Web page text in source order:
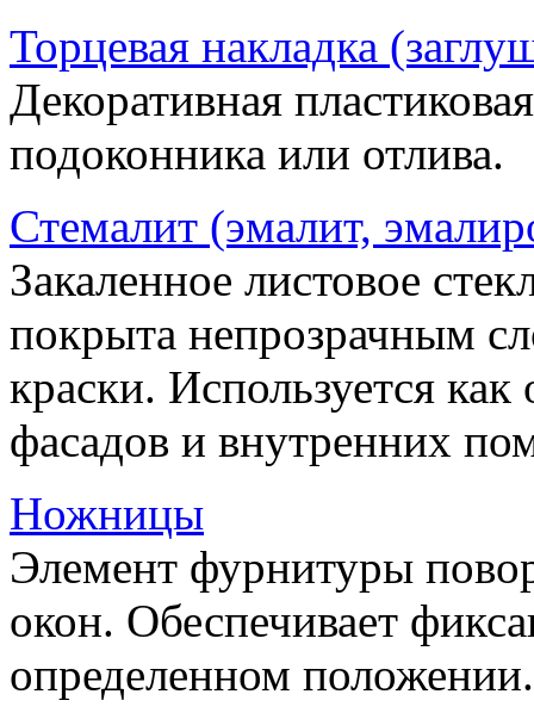
Торцевая накладка
Декоративная
подоконника или отлива.
Стемалит (эмалит,
Закаленное листовое
покрыта непрозрачным
краски. Используется
фасадов и внутренних
Ножницы
Элемент фурнитуры
окон. Обеспечивает
определенном положении.